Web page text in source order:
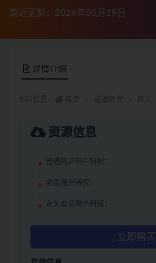
最近更新：2026年05月19日
详情介绍
资源信息
普通用户用户特权：
会员用户特权：
永久会员用户特权：
立即购买